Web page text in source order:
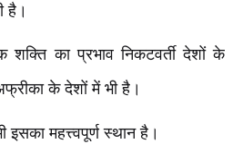
है।
शक्ति का प्रभाव निकटवर्ती देशों के
के देशों में भी है।
इसका महत्त्वपूर्ण स्थान है।